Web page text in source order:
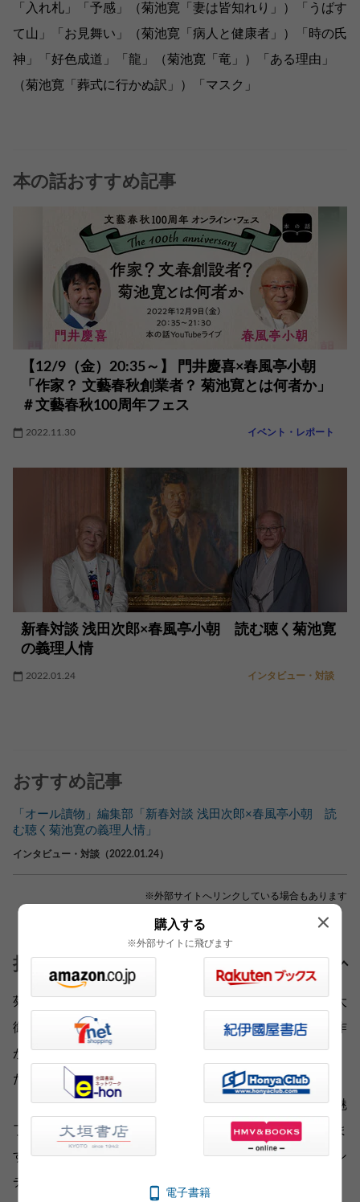
「入れ札」「予感」（菊池寛「妻は皆知れり」）「うばす
て山」「お見舞い」（菊池寛「病人と健康者」）「時の氏
神」「好色成道」「龍」（菊池寛「竜」）「ある理由」
（菊池寛「葬式に行かぬ訳」）「マスク」
本の話おすすめ記事
【12/9（金）20:35～】 門井慶喜×春風亭小朝
「作家？ 文藝春秋創業者？ 菊池寛とは何者か」
＃文藝春秋100周年フェス
2022.11.30 イベント・レポート
新春対談 浅田次郎×春風亭小朝 読む聴く菊池寛
の義理人情
2022.01.24 インタビュー・対談
おすすめ記事
「オール讀物」編集部「新春対談 浅田次郎×春風亭小朝 読
む聴く菊池寛の義理人情」
インタビュー・対談（2022.01.24）
※外部サイトへリンクしている場合もあります
担当編集者より
菊池寛は文藝春秋の創業者です。言わずと知れた文壇の大
御所で、「父帰る」や「恩讐の彼方に」などの不朽の名作
があり、若い作家のために芥川賞と直木賞をつくりまし
た。
〝落語の天才〟春風亭小朝さんは、菊池寛の短編小説に魅
了されて、２０１６年からリスペクト落語を発表していま
す。お葬式、病人のお見舞い、マスク着用などの斬新なシ
チュエーションを、圧倒的な人間観察眼で描いた作品群
購入する
※外部サイトに飛びます
電子書籍